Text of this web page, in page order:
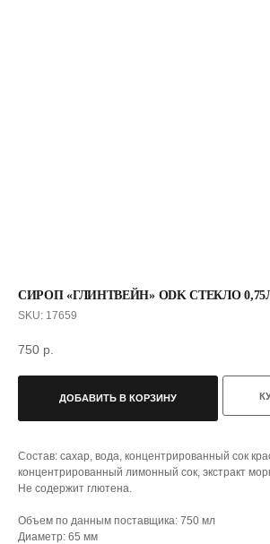
СИРОП «ГЛИНТВЕЙН» ODK СТЕКЛО
SKU: 17659
750 р.
ДОБАВИТЬ В КОРЗИНУ
Состав: сахар, вода, концентрированный сок
концентрированный лимонный сок, экстракт
Не содержит глютена.
Объем по данным поставщика: 750 мл
Диаметр: 65 мм
С ЭТИМ ТОВАРОМ ПОКУПАЮТ